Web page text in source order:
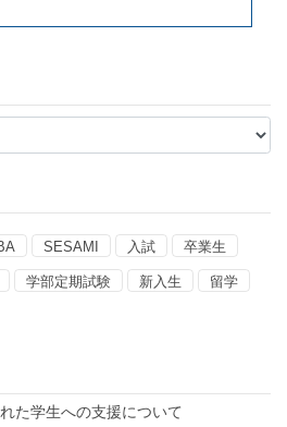
SESAMI 入試 卒業生
学部定期試験 新入生 留学
た学生への支援について